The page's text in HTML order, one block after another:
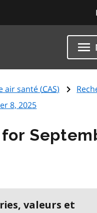
air santé (CAS)
8, 2025
for
valeurs et